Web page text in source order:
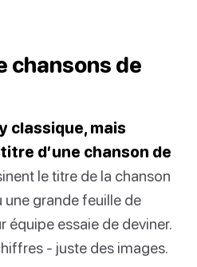
chansons de
classique, mais
d’une chanson de
le titre de la chanson
une grande feuille de
équipe essaie de deviner.
- juste des images.